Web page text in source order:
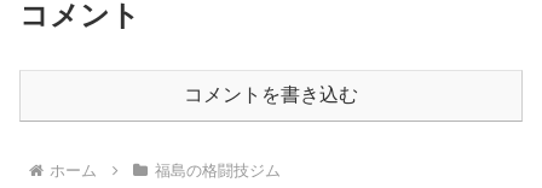
コメント
コメントを書き込む
ホーム 福島の格闘技ジム